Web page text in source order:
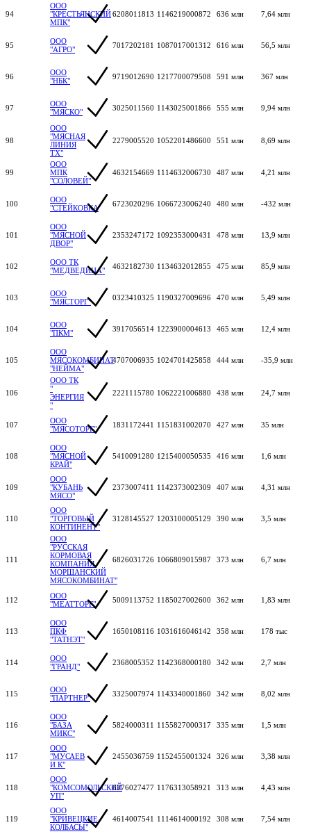
94
ООО
"КРЕСТЬЯНСКИЙ
МПК"
6208011813 1146219000872 636 млн 7,64 млн
95
ООО
"АГРО"
7017202181 1087017001312 616 млн 56,5 млн
96
ООО
"НБК"
9719012690 1217700079508 591 млн 367 млн
97
ООО
"МЯСКО"
3025011560 1143025001866 555 млн 9,94 млн
98
ООО
"МЯСНАЯ
ЛИНИЯ
ТХ"
2279005520 1052201486600 551 млн 8,69 млн
99
ООО
МПК
"СОЛОВЕЙ"
4632154669 1114632006730 487 млн 4,21 млн
100
ООО
"СТЕЙКОВКА
6723020296 1066723006240 480 млн -432 млн
101
ООО
"МЯСНОЙ
ДВОР"
2353247172 1092353000431 478 млн 13,9 млн
102
ООО ТК
"МЕДВЕДИЦА"
4632182730 1134632012855 475 млн 85,9 млн
103
ООО
"МЯСТОРГ"
0323410325 1190327009696 470 млн 5,49 млн
104
ООО
"ПКМ"
3917056514 1223900004613 465 млн 12,4 млн
105
ООО
МЯСОКОМБИНАТ
"НЕЙМА"
4707006935 1024701425858 444 млн -35,9 млн
106
ООО ТК
"
ЭНЕРГИЯ
"
2221115780 1062221006880 438 млн 24,7 млн
107
ООО
"МЯСОТОРГ"
1831172441 1151831002070 427 млн 35 млн
108
ООО
"МЯСНОЙ
КРАЙ"
5410091280 1215400050535 416 млн 1,6 млн
109
ООО
"КУБАНЬ
МЯСО"
2373007411 1142373002309 407 млн 4,31 млн
110
ООО
"ТОРГОВЫЙ
КОНТИНЕНТ"
3128145527 1203100005129 390 млн 3,5 млн
111
ООО
"РУССКАЯ
КОРМОВАЯ
КОМПАНИЯ.
МОРШАНСКИЙ
МЯСОКОМБИНАТ"
6826031726 1066809015987 373 млн 6,7 млн
112
ООО
"МЕАТТОРГ"
5009113752 1185027002600 362 млн 1,83 млн
113
ООО
ПКФ
"ТАТНЭТ"
1650108116 1031616046142 358 млн 178 тыс
114
ООО
"ГРАНД"
2368005352 1142368000180 342 млн 2,7 млн
115
ООО
"ПАРТНЕР"
3325007974 1143340001860 342 млн 8,02 млн
116
ООО
"БАЗА
МИКС"
5824000311 1155827000317 335 млн 1,5 млн
117
ООО
"МУСАЕВ
И К"
2455036759 1152455001324 326 млн 3,38 млн
118
ООО
"КОМСОМОЛЬСКИЙ
УП"
6376027477 1176313058921 313 млн 4,43 млн
119
ООО
"КРИВЕЦКИЕ
КОЛБАСЫ"
4614007541 1114614000192 308 млн 7,54 млн